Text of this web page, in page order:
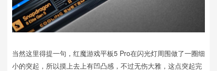
当然这里得提一句，红魔游戏平板5 Pro在闪光灯周围做了一圈细
小的突起，所以摸上去上有凹凸感，不过无伤大雅，这点突起完